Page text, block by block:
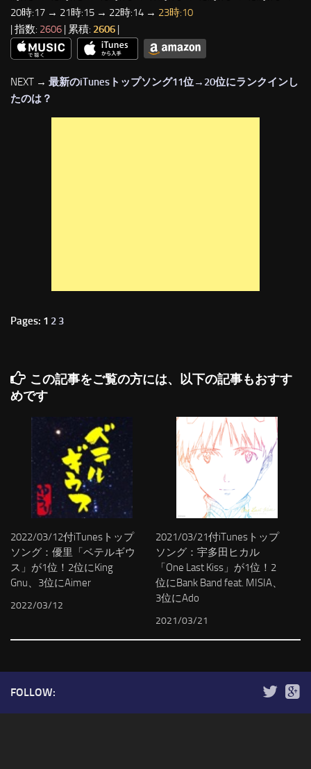
20時:17 → 21時:15 → 22時:14 → 23時:10
| 指数: 2606 | 累積: 2606 |
NEXT → 最新のiTunesトップソング11位→20位にランクインし
たのは？
Pages: 1 2 3
この記事をご覧の方には、以下の記事もおすす
めです
2022/03/12付iTunesトップ
ソング：優里「ベテルギウ
ス」が1位！2位にKing
Gnu、3位にAimer
2022/03/12
2021/03/21付iTunesトップ
ソング：宇多田ヒカル
「One Last Kiss」が1位！2
位にBank Band feat. MISIA、
3位にAdo
2021/03/21
FOLLOW: